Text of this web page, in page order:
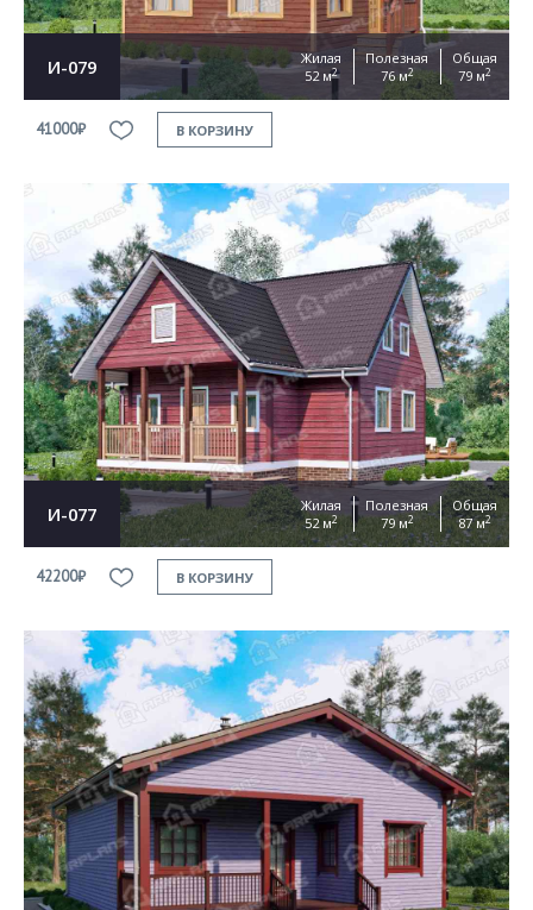
И-079
Жилая
52 м2
Полезная
76 м2
Общая
79 м2
41000₽ В КОРЗИНУ
И-077
Жилая
52 м2
Полезная
79 м2
Общая
87 м2
42200₽ В КОРЗИНУ